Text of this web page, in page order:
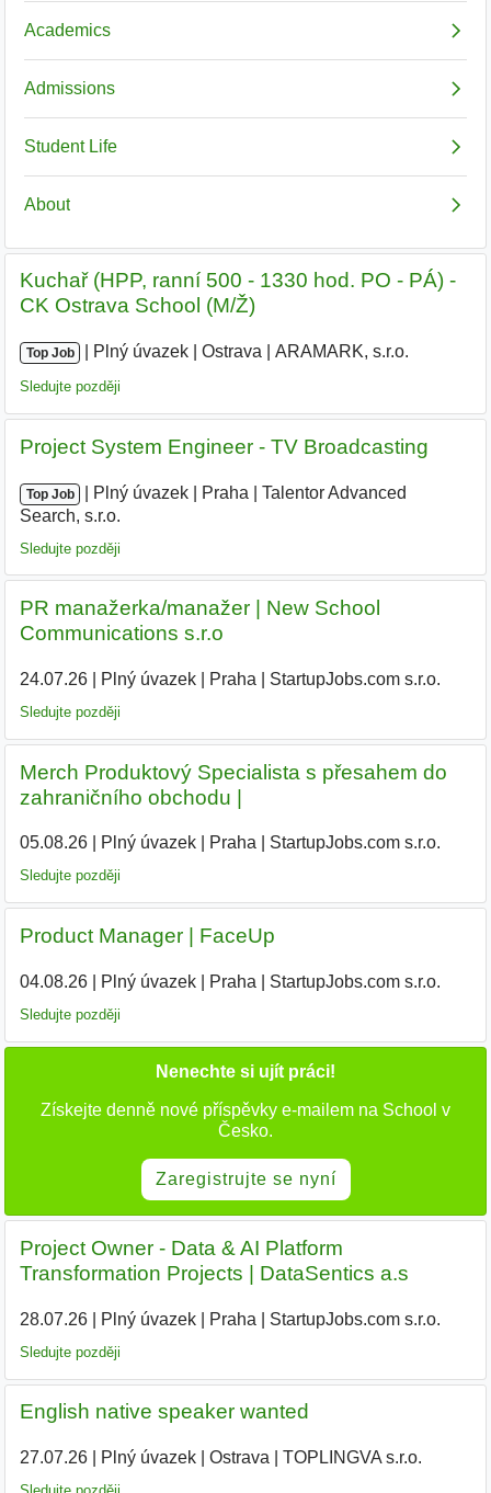
Kuchař (HPP, ranní 500 - 1330 hod. PO - PÁ) -
CK Ostrava School (M/Ž)
Top Job Plný úvazek Ostrava ARAMARK, s.r.o.
Sledujte později
Project System Engineer - TV Broadcasting
Top Job Plný úvazek Praha
Talentor Advanced
Search, s.r.o.
Sledujte později
PR manažerka/manažer | New School
Communications s.r.o
24.07.26| Plný úvazek| Praha StartupJobs.com s.r.o.
Sledujte později
Merch Produktový Specialista s přesahem do
zahraničního obchodu |
05.08.26| Plný úvazek| Praha StartupJobs.com s.r.o.
Sledujte později
Product Manager | FaceUp
04.08.26| Plný úvazek| Praha StartupJobs.com s.r.o.
Sledujte později
Nenechte si ujít práci!
Získejte denně nové příspěvky e-mailem na School v
Česko.
Zaregistrujte se nyní
Project Owner - Data & AI Platform
Transformation Projects | DataSentics a.s
28.07.26| Plný úvazek| Praha StartupJobs.com s.r.o.
Sledujte později
English native speaker wanted
27.07.26| Plný úvazek| Ostrava TOPLINGVA s.r.o.